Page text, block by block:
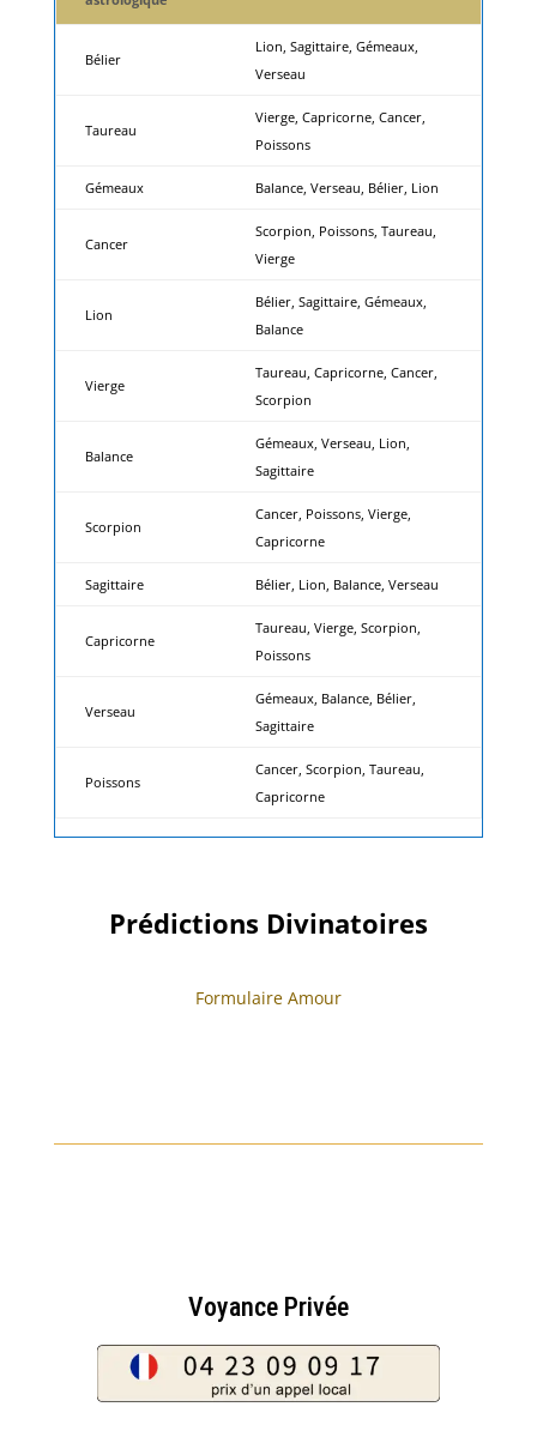
Bélier
Lion, Sagittaire, Gémeaux,
Verseau
Taureau
Vierge, Capricorne, Cancer,
Poissons
Gémeaux Balance, Verseau, Bélier, Lion
Cancer
Scorpion, Poissons, Taureau,
Vierge
Lion
Bélier, Sagittaire, Gémeaux,
Balance
Vierge
Taureau, Capricorne, Cancer,
Scorpion
Balance
Gémeaux, Verseau, Lion,
Sagittaire
Scorpion
Cancer, Poissons, Vierge,
Capricorne
Sagittaire Bélier, Lion, Balance, Verseau
Capricorne
Taureau, Vierge, Scorpion,
Poissons
Verseau
Gémeaux, Balance, Bélier,
Sagittaire
Poissons
Cancer, Scorpion, Taureau,
Capricorne
Prédictions Divinatoires
Formulaire Amour
Voyance Privée